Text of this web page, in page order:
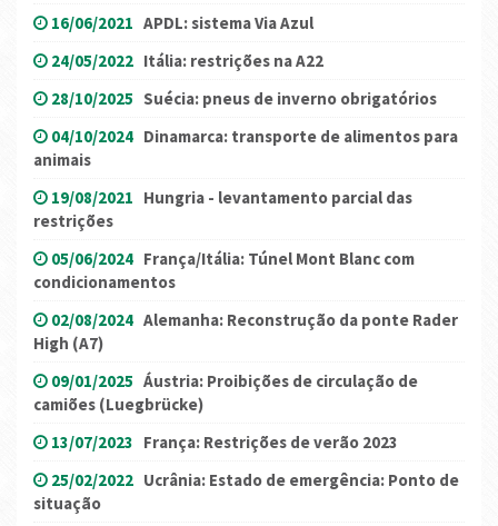
16/06/2021 APDL: sistema Via Azul
24/05/2022 Itália: restrições na A22
28/10/2025 Suécia: pneus de inverno obrigatórios
04/10/2024 Dinamarca: transporte de alimentos para
animais
19/08/2021 Hungria - levantamento parcial das
restrições
05/06/2024 França/Itália: Túnel Mont Blanc com
condicionamentos
02/08/2024 Alemanha: Reconstrução da ponte Rader
High (A7)
09/01/2025 Áustria: Proibições de circulação de
camiões (Luegbrücke)
13/07/2023 França: Restrições de verão 2023
25/02/2022 Ucrânia: Estado de emergência: Ponto de
situação